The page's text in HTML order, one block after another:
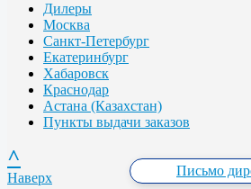
Дилеры
Москва
Санкт-Петербург
Екатеринбург
Хабаровск
Краснодар
Астана (Казахстан)
Пункты выдачи заказов
Письмо
^
Наверх